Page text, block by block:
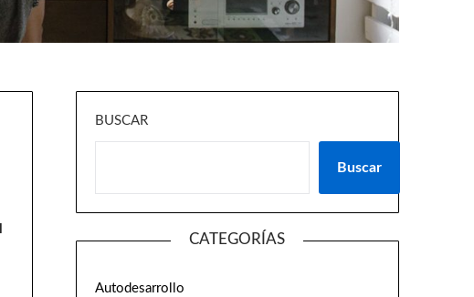
BUSCAR
Buscar
CATEGORÍAS
Autodesarrollo